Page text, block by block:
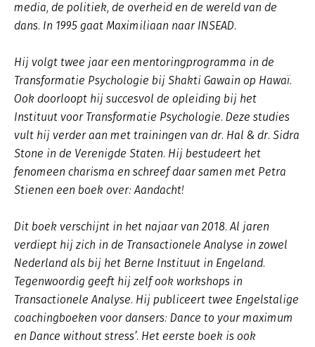
media, de politiek, de overheid en de wereld van de
dans. In 1995 gaat Maximiliaan naar INSEAD.
Hij volgt twee jaar een mentoringprogramma in de
Transformatie Psychologie bij Shakti Gawain op Hawaï.
Ook doorloopt hij succesvol de opleiding bij het
Instituut voor Transformatie Psychologie. Deze studies
vult hij verder aan met trainingen van dr. Hal & dr. Sidra
Stone in de Verenigde Staten. Hij bestudeert het
fenomeen charisma en schreef daar samen met Petra
Stienen een boek over: Aandacht!
Dit boek verschijnt in het najaar van 2018. Al jaren
verdiept hij zich in de Transactionele Analyse in zowel
Nederland als bij het Berne Instituut in Engeland.
Tegenwoordig geeft hij zelf ook workshops in
Transactionele Analyse. Hij publiceert twee Engelstalige
coachingboeken voor dansers: Dance to your maximum
en Dance without stress’. Het eerste boek is ook